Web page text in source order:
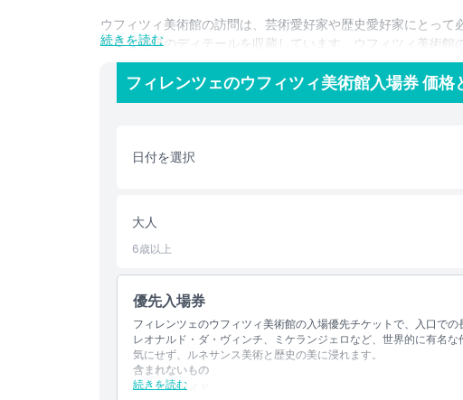
ウフィツィ美術館の訪問は、芸術愛好家や歴史愛好家にとって
見事な建築のディテールを収蔵しています。ウフィツィ美術館
き、ボッティチェリの『ヴィーナスの誕生』や『プリマヴェ
ィのすべての部屋は、イタリアの芸術と文化の物語を伝える芸
らに簡単に探索できます。
でいる方も、単にフィレンツェの文化的豊かさを体験したい
るでしょう。
含まれるもの
子供／大人ポリシー
続きを読む
フィレンツェのウフィツィ美術館入場券 価格
日付を選択
大人
6歳以上
優先入場券
フィレンツェのウフィツィ美術館の入場優先チケットで、入口での
レオナルド・ダ・ヴィンチ、ミケランジェロなど、世界的に有名
気にせず、ルネサンス美術と歴史の美に浸れます。
続きを読む
含まれないもの
音声ガイド